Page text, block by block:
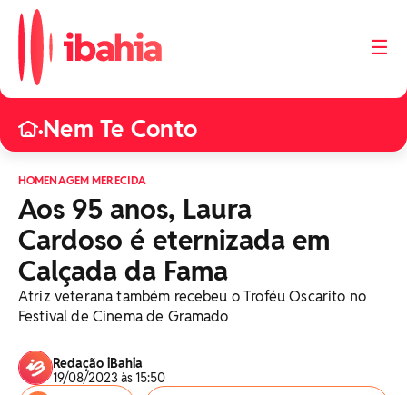
☰
•Nem Te Conto
HOMENAGEM MERECIDA
Aos 95 anos, Laura
Cardoso é eternizada em
Calçada da Fama
Atriz veterana também recebeu o Troféu Oscarito no
Festival de Cinema de Gramado
Redação iBahia
19/08/2023 às 15:50